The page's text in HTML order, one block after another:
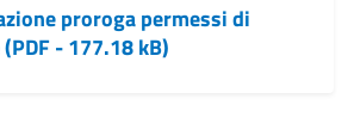
proroga permessi di
- 177.18 kB)